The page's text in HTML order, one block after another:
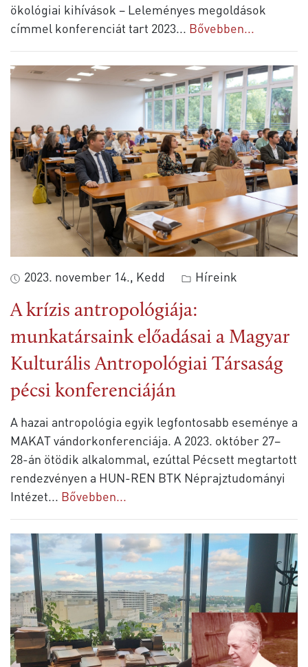
ökológiai kihívások – Leleményes megoldások
címmel konferenciát tart 2023... Bővebben...
2023. november 14., Kedd Híreink
A krízis antropológiája:
munkatársaink előadásai a Magyar
Kulturális Antropológiai Társaság
pécsi konferenciáján
A hazai antropológia egyik legfontosabb eseménye a
MAKAT vándorkonferenciája. A 2023. október 27–
28-án ötödik alkalommal, ezúttal Pécsett megtartott
rendezvényen a HUN-REN BTK Néprajztudományi
Intézet... Bővebben...